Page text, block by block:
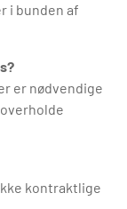
i bunden af
er nødvendige
kontraktlige